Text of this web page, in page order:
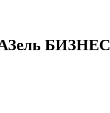
БИЗНЕС